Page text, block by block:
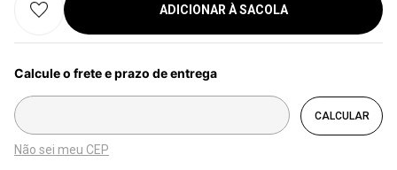
ADICIONAR À SACOLA
Não sei meu CEP